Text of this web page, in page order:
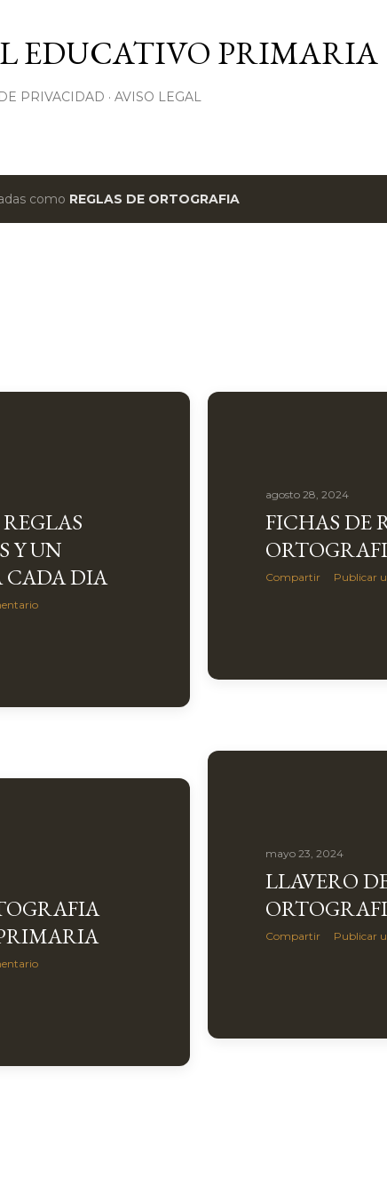
EDUCATIVO PRIMARIA
PRIVACIDAD AVISO LEGAL
como REGLAS DE ORTOGRAFIA
Y UN
CADA DIA
agosto 28, 2024
FICHAS DE
Compartir Publicar
mayo 23, 2024
LLAVERO
Compartir Publicar